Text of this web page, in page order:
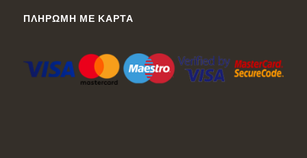
ΠΛΗΡΩΜΉ ΜΕ ΚΆΡΤΑ